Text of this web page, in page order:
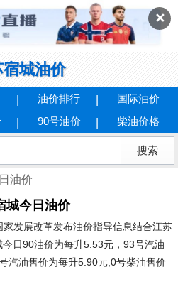
✕
城油价
油价排行
国际油价
90号油价 柴油价格
油价
城今日油价
家发展改革发布油价指导信息结合江苏
日90油价为每升5.53元，93号汽油
汽油售价为每升5.90元,0号柴油售价